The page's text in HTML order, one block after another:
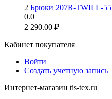
2 Брюки 207R-TWILL-55
0.0
2 290.00 ₽
Кабинет покупателя
Войти
Создать учетную запись
Интернет-магазин tis-tex.ru